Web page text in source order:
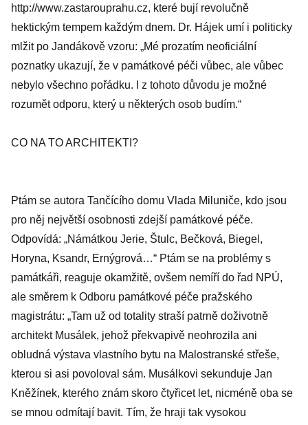
http://www.zastarouprahu.cz, které bují revolučně
hektickým tempem každým dnem. Dr. Hájek umí i politicky
mlžit po Jandákově vzoru: „Mé prozatím neoficiální
poznatky ukazují, že v památkové péči vůbec, ale vůbec
nebylo všechno pořádku. I z tohoto důvodu je možné
rozumět odporu, který u některých osob budím.“
CO NA TO ARCHITEKTI?
Ptám se autora Tančícího domu Vlada Miluniče, kdo jsou
pro něj největší osobnosti zdejší památkové péče.
Odpovídá: „Námátkou Jerie, Štulc, Bečková, Biegel,
Horyna, Ksandr, Ernýgrová…“ Ptám se na problémy s
památkáři, reaguje okamžitě, ovšem nemíří do řad NPÚ,
ale směrem k Odboru památkové péče pražského
magistrátu: „Tam už od totality straší patrně doživotně
architekt Musálek, jehož překvapivě neohrozila ani
obludná výstava vlastního bytu na Malostranské střeše,
kterou si asi povoloval sám. Musálkovi sekunduje Jan
Kněžínek, kterého znám skoro čtyřicet let, nicméně oba se
se mnou odmítají bavit. Tím, že hraji tak vysokou